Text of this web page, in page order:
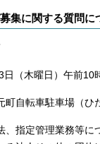
集に関する質問に
日（木曜日）午前10
町自転車駐車場（ひ
指定管理業務等に